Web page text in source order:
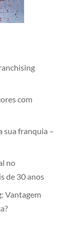
com
sua franquia –
no
de 30 anos
Vantagem